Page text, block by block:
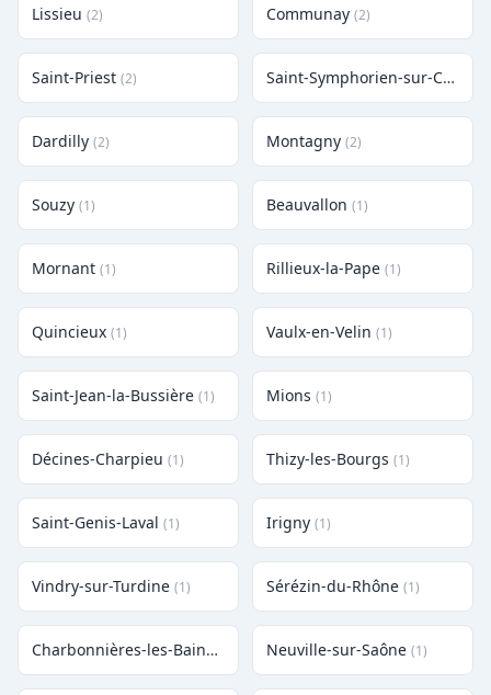
Lissieu (2) Communay (2)
Saint-Priest (2) Saint-Symphorien-sur-Coise
Dardilly (2) Montagny (2)
Souzy (1) Beauvallon (1)
Mornant (1) Rillieux-la-Pape (1)
Quincieux (1) Vaulx-en-Velin (1)
Saint-Jean-la-Bussière (1) Mions (1)
Décines-Charpieu (1) Thizy-les-Bourgs (1)
Saint-Genis-Laval (1) Irigny (1)
Vindry-sur-Turdine (1) Sérézin-du-Rhône (1)
Charbonnières-les-Bains Neuville-sur-Saône (1)